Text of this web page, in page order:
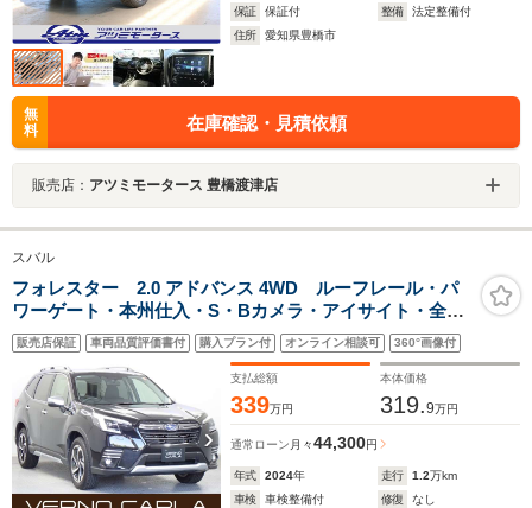
保証 保証付 整備
法定整備付
住所
愛知県豊橋市
無
料
在庫確認・見積依頼
販売店： アツミモータース 豊橋渡津店
スバル
フォレスター 2.0 アドバンス 4WD ルーフレール・パ
ワーゲート・本州仕入・S・Bカメラ・アイサイト・全席
シートヒーター・ステアリングヒーター・電動シート・
BSM・アダプティブクルーズコントロール・LEDフォグ
ランプ・純正AW・Bluetooth・ETC
販売店保証 車両品質評価書付 購入プラン付 オンライン相談可 360°画像付
支払総額
339万円
本体価格
319.9万円
通常ローン 月々44,300円
年式 2024年 走行 1.2万km
車検
車検整備付 修復
なし